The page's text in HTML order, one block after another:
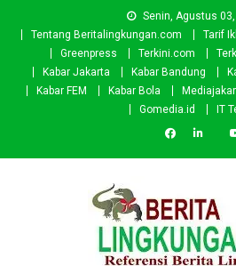
Senin, Agustus
Tentang Beritalingkungan.com
Tarif
Greenpress
Terkini.com
Kabar Jakarta
Kabar Bandung
Kabar FEM
Kabar Bola
Gomedia.id
IT